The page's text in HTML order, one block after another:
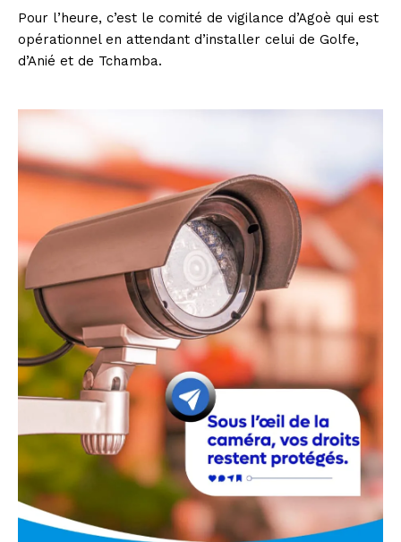
Pour l’heure, c’est le comité de vigilance d’Agoè qui est
opérationnel en attendant d’installer celui de Golfe,
d’Anié et de Tchamba.